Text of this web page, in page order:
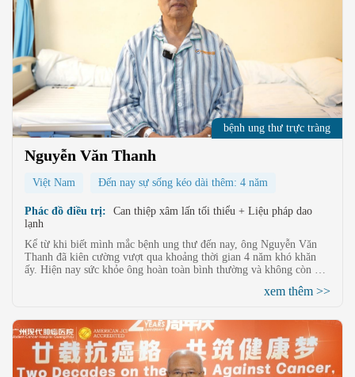
bệnh ung thư trực tràng
Nguyễn Văn Thanh
Việt Nam Đến nay sự sống kéo dài thêm: 4 năm
Phác đồ điều trị:
Can thiệp xâm lấn tối thiểu + Liệu pháp dao
lạnh
Kể từ khi biết mình mắc bệnh ung thư đến nay, ông Nguyễn Văn
Thanh đã kiên cường vượt qua khoảng thời gian 4 năm khó khăn
ấy. Hiện nay sức khỏe ông hoàn toàn bình thường và không còn dấu
các bệnh nhân đều phải đối diện với sự đe dọa từng ngày của bệnh
Tuy nhiên, ông Nguyễn Văn Thanh là một ngoại lệ, ông luôn lạc
quan và tin rằng chỉ cần luôn kiên cường, tin tưởng vào các y bác
sĩ, công nghệ hiện đại sẽ giúp ông đánh bại được ung thư.
xem thêm >>